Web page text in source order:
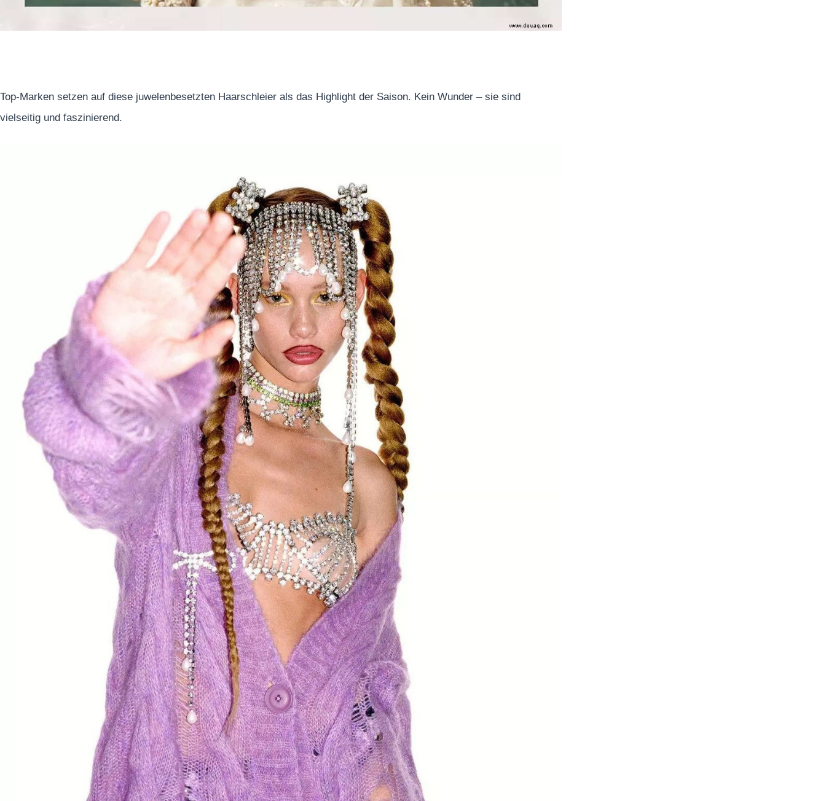
Top-Marken setzen auf diese juwelenbesetzten Haarschleier als das Highlight der Saison. Kein Wunder – sie sind
vielseitig und faszinierend.